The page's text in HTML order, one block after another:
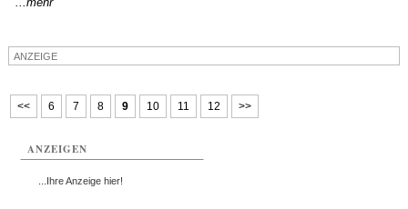
ANZEIGE
<< 6 7 8 9 10 11 12 >>
ANZEIGEN
...Ihre Anzeige hier!